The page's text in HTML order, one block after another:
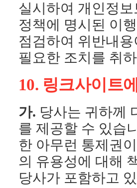
실시하여 개인정
정책에 명시된 이
점검하여 위반내
필요한 조치를 취
10. 링크사이트
가. 당사는 귀하께
를 제공할 수 있습
한 아무런 통제권
의 유용성에 대해
당사가 포함하고